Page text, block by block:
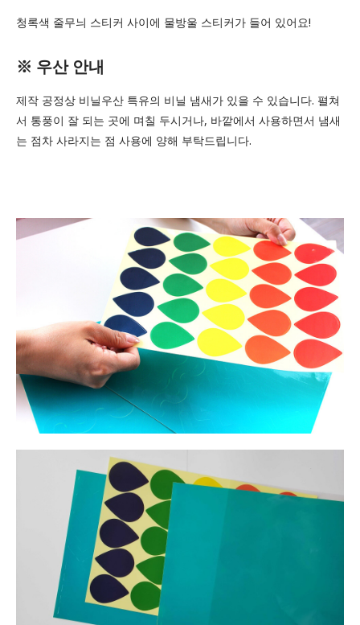
청록색 줄무늬 스티커 사이에 물방울 스티커가 들어 있어요!
※ 우산 안내
제작 공정상 비닐우산 특유의 비닐 냄새가 있을 수 있습니다. 펼쳐
서 통풍이 잘 되는 곳에 며칠 두시거나, 바깥에서 사용하면서 냄새
는 점차 사라지는 점 사용에 양해 부탁드립니다.